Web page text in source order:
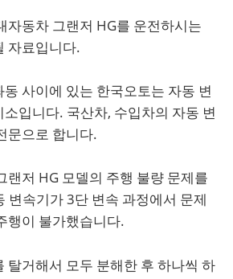
자동차 그랜저 HG를 운전하시는
자료입니다.
사이에 있는 한국오토는 자동 변
입니다. 국산차, 수입차의 자동 변
문으로 합니다.
랜저 HG 모델의 주행 불량 문제를
변속기가 3단 변속 과정에서 문제
행이 불가했습니다.
탈거해서 모두 분해한 후 하나씩 하